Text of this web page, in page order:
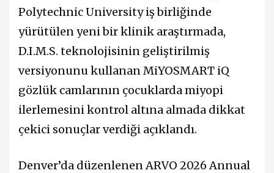
Polytechnic University iş birliğinde
yürütülen yeni bir klinik araştırmada,
D.I.M.S. teknolojisinin geliştirilmiş
versiyonunu kullanan MiYOSMART iQ
gözlük camlarının çocuklarda miyopi
ilerlemesini kontrol altına almada dikkat
çekici sonuçlar verdiği açıklandı.
Denver’da düzenlenen ARVO 2026 Annual